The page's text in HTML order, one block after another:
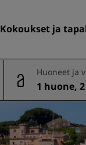
Kokoukset ja
Löydä
Huoneet ja
1 huone,